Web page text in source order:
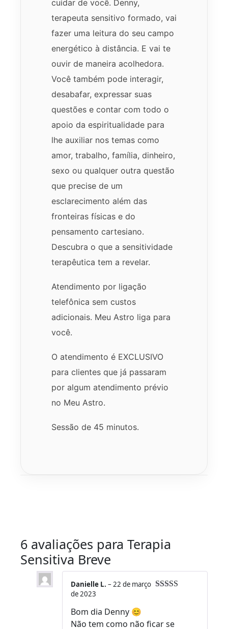
cuidar de você. Denny,
terapeuta sensitivo formado, vai
fazer uma leitura do seu campo
energético à distância. E vai te
ouvir de maneira acolhedora.
Você também pode interagir,
desabafar, expressar suas
questões e contar com todo o
apoio da espiritualidade para
lhe auxiliar nos temas como
amor, trabalho, família, dinheiro,
sexo ou qualquer outra questão
que precise de um
esclarecimento além das
fronteiras físicas e do
pensamento cartesiano.
Descubra o que a sensitividade
terapêutica tem a revelar.
Atendimento por ligação
telefônica sem custos
adicionais. Meu Astro liga para
você.
O atendimento é EXCLUSIVO
para clientes que já passaram
por algum atendimento prévio
no Meu Astro.
Sessão de 45 minutos.
6 avaliações para Terapia
Sensitiva Breve
Danielle L. – 22 de março
de 2023
Bom dia Denny 😊
Não tem como não ficar se